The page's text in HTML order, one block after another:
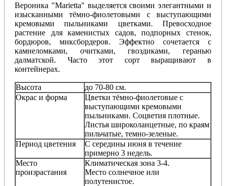
Вероника "Marietta" выделяется своими элегантными и
изысканными тёмно-фиолетовыми с выступающими
кремовыми пыльниками цветками. Превосходное
растение для каменистых садов, подпорных стенок,
бордюров, миксбордеров. Эффектно сочетается с
камнеломками, очитками, гвоздиками, геранью
далматской. Часто этот сорт выращивают в
контейнерах.
Высота
до 70-80 см.
Окрас и форма
Цветки тёмно-фиолетовые с
выступающими кремовыми
пыльниками. Соцветия плотные.
Листья широколанцетные, по краям
пильчатые, темно-зеленые.
Период цветения
С середины июня в течение
примерно 3 недель.
Место
произрастания
Климатическая зона 3-4.
Место солнечное или
полутенистое.